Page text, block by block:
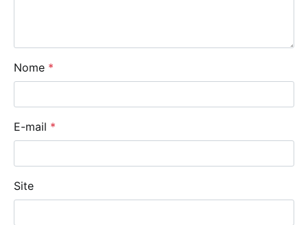
Nome *
E-mail *
Site